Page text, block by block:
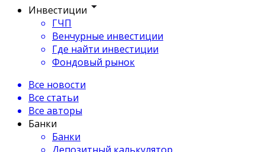
Инвестиции
ГЧП
Венчурные инвестиции
Где найти инвестиции
Фондовый рынок
Все новости
Все статьи
Все авторы
Банки
Банки